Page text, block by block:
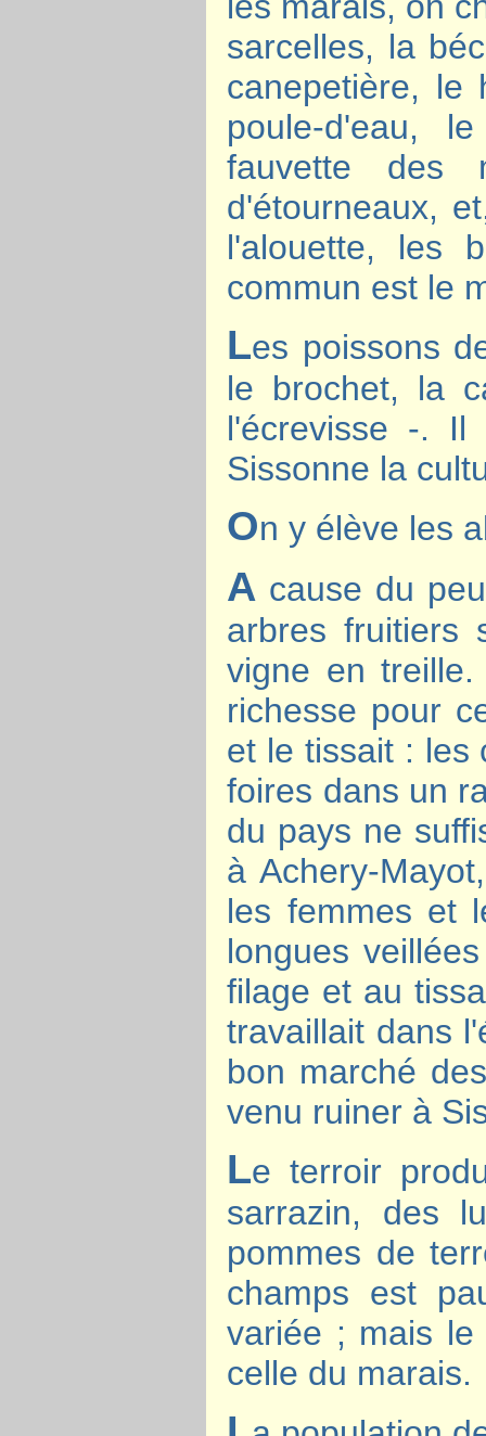
sarcelles, la
canepetière, le
poule-d'eau,
fauvette des
d'étourneaux,
l'alouette, les
commun est le
Les poissons
le brochet, la
l'écrevisse -.
Sissonne la
On y élève les
A cause du
arbres fruitiers
vigne en
richesse pour
et le tissait : les
foires dans un
du pays ne
à Achery-
les femmes et
longues
filage et au
travaillait dans
bon marché
venu ruiner à
Le terroir
sarrazin, des
pommes de
champs est
variée ; mais
celle du marais.